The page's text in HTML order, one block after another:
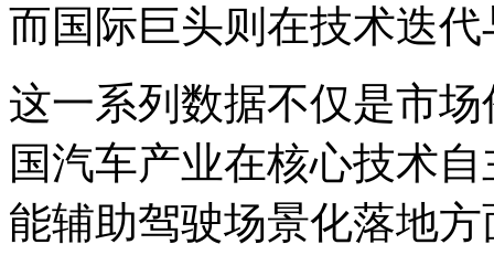
而国际巨头则在技术迭
这一系列数据不仅是市
国汽车产业在核心技术
能辅助驾驶场景化落地